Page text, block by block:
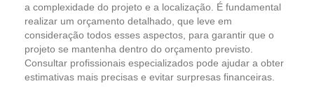
a complexidade do projeto e a localização. É fundamental
realizar um orçamento detalhado, que leve em
consideração todos esses aspectos, para garantir que o
projeto se mantenha dentro do orçamento previsto.
Consultar profissionais especializados pode ajudar a obter
estimativas mais precisas e evitar surpresas financeiras.